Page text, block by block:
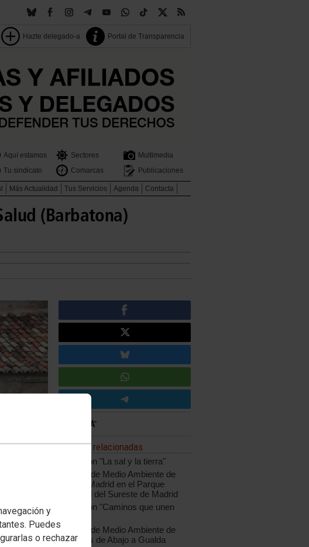
y
Puedes
o rechazar
Hazte delegado-a Portal de Transparencia
Aquí estamos Sectores
Multimedia
Tu sindicato Comarcas Publicaciones
Más Actualidad Tus Servicios Agenda Contacta
(Barbatona)
Noticias relacionadas
Excursión "La sal y la tierra"
El Taller de Medio Ambiente de
CCOO Madrid en el Parque
Regional del Sureste de Madrid
Excursión "Caminos que unen
El Taller de Medio Ambiente de
Gárgoles de Abajo a Gualda